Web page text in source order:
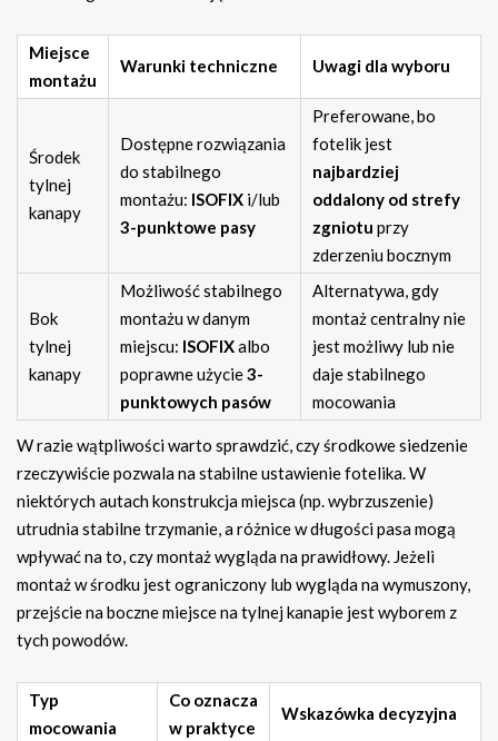
Miejsce
montażu
Warunki techniczne Uwagi dla wyboru
Środek
tylnej
kanapy
Dostępne rozwiązania
do stabilnego
montażu: ISOFIX i/lub
3-punktowe pasy
Preferowane, bo
fotelik jest
najbardziej
oddalony od strefy
zgniotu przy
zderzeniu bocznym
Bok
tylnej
kanapy
Możliwość stabilnego
montażu w danym
miejscu: ISOFIXalbo
poprawne użycie3-
punktowych pasów
Alternatywa, gdy
montaż centralny nie
jest możliwy lub nie
daje stabilnego
mocowania
W razie wątpliwości warto sprawdzić, czy środkowe siedzenie
rzeczywiście pozwala na stabilne ustawienie fotelika. W
niektórych autach konstrukcja miejsca (np. wybrzuszenie)
utrudnia stabilne trzymanie, a różnice w długości pasa mogą
wpływać na to, czy montaż wygląda na prawidłowy. Jeżeli
montaż w środku jest ograniczony lub wygląda na wymuszony,
przejście na boczne miejsce na tylnej kanapie jest wyborem z
tych powodów.
Typ
mocowania
Co oznacza
w praktyce
Wskazówka decyzyjna